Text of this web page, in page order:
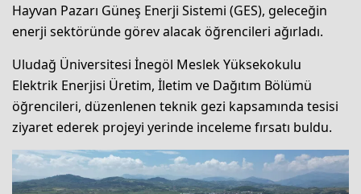
Hayvan Pazarı Güneş Enerji Sistemi (GES), geleceğin
enerji sektöründe görev alacak öğrencileri ağırladı.
Uludağ Üniversitesi İnegöl Meslek Yüksekokulu
Elektrik Enerjisi Üretim, İletim ve Dağıtım Bölümü
öğrencileri, düzenlenen teknik gezi kapsamında tesisi
ziyaret ederek projeyi yerinde inceleme fırsatı buldu.